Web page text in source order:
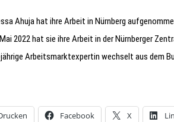
Ahuja hat ihre Arbeit in Nürnberg
2022 hat sie ihre Arbeit in der Nürnberger
Arbeitsmarktexpertin wechselt aus dem
Facebook X